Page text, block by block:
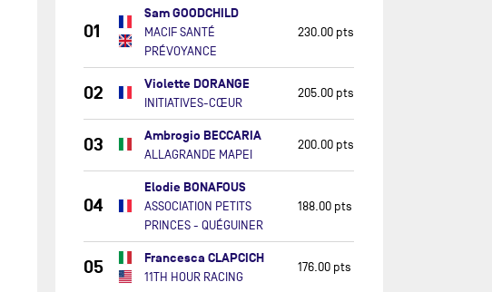
01
Sam GOODCHILD
MACIF SANTÉ
PRÉVOYANCE
230.00 pts
02 Violette DORANGE
INITIATIVES-CŒUR
205.00 pts
03 Ambrogio BECCARIA
ALLAGRANDE MAPEI
200.00 pts
04
Elodie BONAFOUS
ASSOCIATION PETITS
PRINCES - QUÉGUINER
188.00 pts
05 Francesca CLAPCICH
11TH HOUR RACING
176.00 pts